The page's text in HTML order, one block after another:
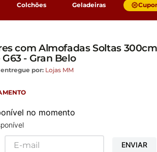
Colchões Geladeiras
com Almofadas Soltas 300cm
- Gran Belo
por: Lojas MM
no momento
ENVIAR